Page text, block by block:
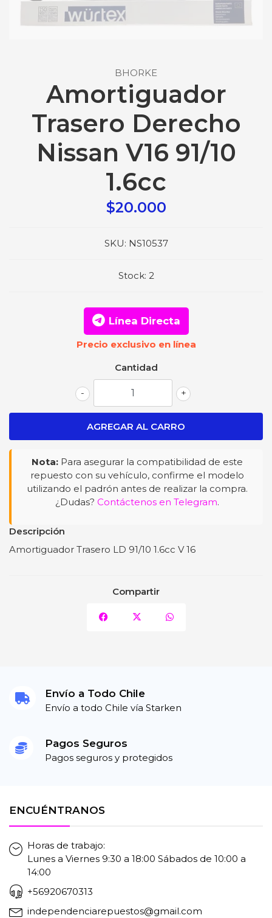
BHORKE
Amortiguador
Trasero Derecho
Nissan V16 91/10
1.6cc
$20.000
SKU: NS10537
Stock: 2
Línea Directa
Precio exclusivo en línea
Cantidad
+
-
Nota: Para asegurar la compatibilidad de este
repuesto con su vehículo, confirme el modelo
utilizando el padrón antes de realizar la compra.
¿Dudas? Contáctenos en Telegram.
Descripción
Amortiguador Trasero LD 91/10 1.6cc V 16
Compartir
Envío a Todo Chile
Envío a todo Chile vía Starken
Pagos Seguros
Pagos seguros y protegidos
ENCUÉNTRANOS
Horas de trabajo:
Lunes a Viernes 9:30 a 18:00 Sábados de 10:00 a
14:00
+56920670313
independenciarepuestos@gmail.com